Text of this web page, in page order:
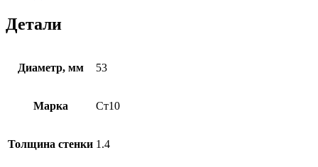
Детали
Диаметр, мм 53
Марка Ст10
Толщина стенки 1.4